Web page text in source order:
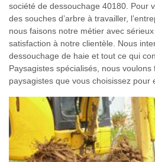
société de dessouchage 40180. Pour
des souches d’arbre à travailler,
nous faisons notre métier avec
satisfaction à notre clientèle. Nous
dessouchage de haie et tout ce qui
Paysagistes spécialisés, nous voulons
paysagistes que vous choisissez pour